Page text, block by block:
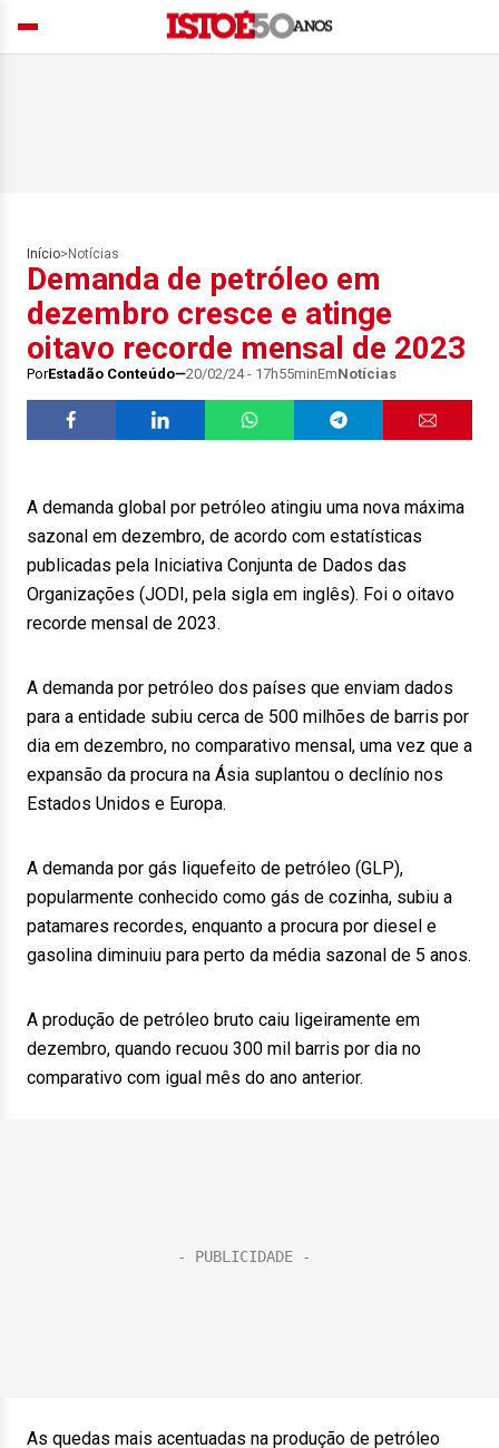
Início> Notícias
Demanda de petróleo em
dezembro cresce e atinge
oitavo recorde mensal de 2023
PorEstadão Conteúdo 20/02/24 - 17h55minEmNotícias
A demanda global por petróleo atingiu uma nova máxima
sazonal em dezembro, de acordo com estatísticas
publicadas pela Iniciativa Conjunta de Dados das
Organizações (JODI, pela sigla em inglês). Foi o oitavo
recorde mensal de 2023.
A demanda por petróleo dos países que enviam dados
para a entidade subiu cerca de 500 milhões de barris por
dia em dezembro, no comparativo mensal, uma vez que a
expansão da procura na Ásia suplantou o declínio nos
Estados Unidos e Europa.
A demanda por gás liquefeito de petróleo (GLP),
popularmente conhecido como gás de cozinha, subiu a
patamares recordes, enquanto a procura por diesel e
gasolina diminuiu para perto da média sazonal de 5 anos.
A produção de petróleo bruto caiu ligeiramente em
dezembro, quando recuou 300 mil barris por dia no
comparativo com igual mês do ano anterior.
As quedas mais acentuadas na produção de petróleo